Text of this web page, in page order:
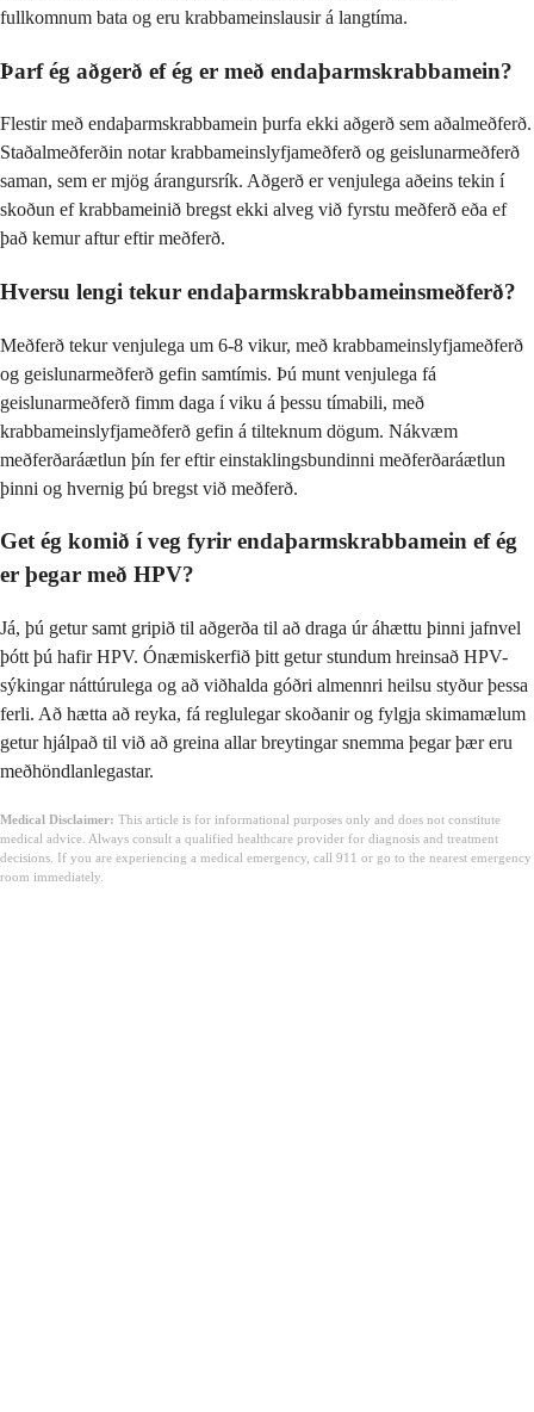
fullkomnum bata og eru krabbameinslausir á langtíma.
Þarf ég aðgerð ef ég er með endaþarmskrabbamein?
Flestir með endaþarmskrabbamein þurfa ekki aðgerð sem aðalmeðferð.
Staðalmeðferðin notar krabbameinslyfjameðferð og geislunarmeðferð
saman, sem er mjög árangursrík. Aðgerð er venjulega aðeins tekin í
skoðun ef krabbameinið bregst ekki alveg við fyrstu meðferð eða ef
það kemur aftur eftir meðferð.
Hversu lengi tekur endaþarmskrabbameinsmeðferð?
Meðferð tekur venjulega um 6-8 vikur, með krabbameinslyfjameðferð
og geislunarmeðferð gefin samtímis. Þú munt venjulega fá
geislunarmeðferð fimm daga í viku á þessu tímabili, með
krabbameinslyfjameðferð gefin á tilteknum dögum. Nákvæm
meðferðaráætlun þín fer eftir einstaklingsbundinni meðferðaráætlun
þinni og hvernig þú bregst við meðferð.
Get ég komið í veg fyrir endaþarmskrabbamein ef ég
er þegar með HPV?
Já, þú getur samt gripið til aðgerða til að draga úr áhættu þinni jafnvel
þótt þú hafir HPV. Ónæmiskerfið þitt getur stundum hreinsað HPV-
sýkingar náttúrulega og að viðhalda góðri almennri heilsu styður þessa
ferli. Að hætta að reyka, fá reglulegar skoðanir og fylgja skimamælum
getur hjálpað til við að greina allar breytingar snemma þegar þær eru
meðhöndlanlegastar.
Medical Disclaimer: This article is for informational purposes only and does not constitute
medical advice. Always consult a qualified healthcare provider for diagnosis and treatment
decisions. If you are experiencing a medical emergency, call 911 or go to the nearest emergency
room immediately.